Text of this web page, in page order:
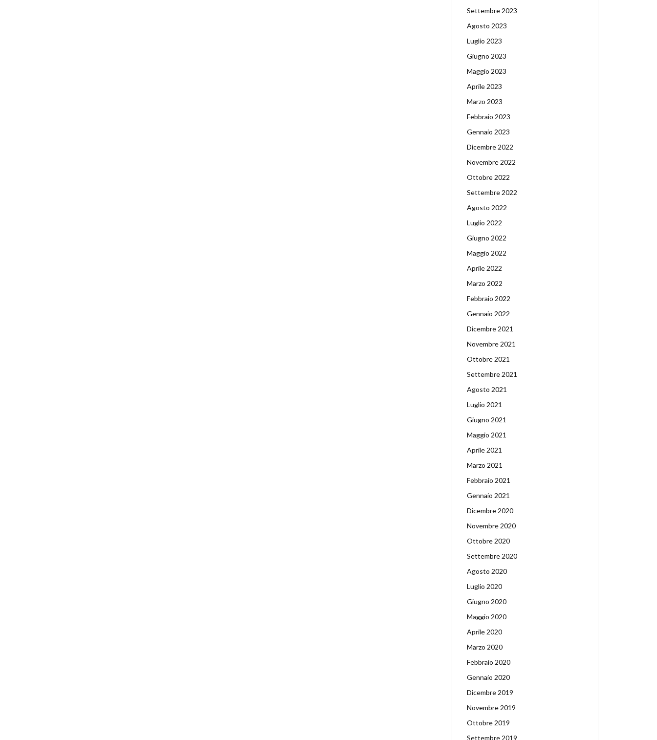
Settembre 2023
Agosto 2023
Luglio 2023
Giugno 2023
Maggio 2023
Aprile 2023
Marzo 2023
Febbraio 2023
Gennaio 2023
Dicembre 2022
Novembre 2022
Ottobre 2022
Settembre 2022
Agosto 2022
Luglio 2022
Giugno 2022
Maggio 2022
Aprile 2022
Marzo 2022
Febbraio 2022
Gennaio 2022
Dicembre 2021
Novembre 2021
Ottobre 2021
Settembre 2021
Agosto 2021
Luglio 2021
Giugno 2021
Maggio 2021
Aprile 2021
Marzo 2021
Febbraio 2021
Gennaio 2021
Dicembre 2020
Novembre 2020
Ottobre 2020
Settembre 2020
Agosto 2020
Luglio 2020
Giugno 2020
Maggio 2020
Aprile 2020
Marzo 2020
Febbraio 2020
Gennaio 2020
Dicembre 2019
Novembre 2019
Ottobre 2019
Settembre 2019